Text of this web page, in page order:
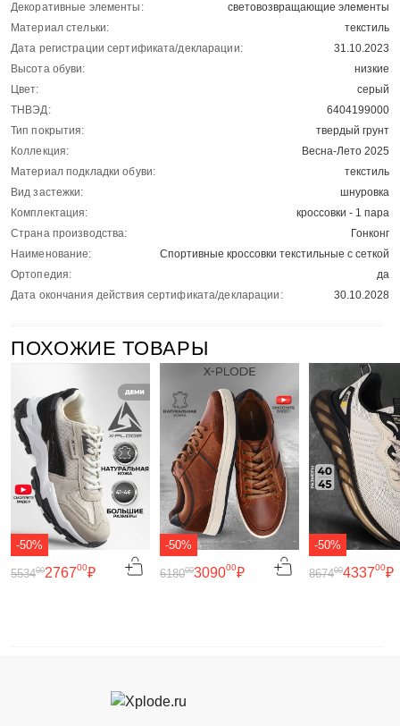
Декоративные элементы:
световозвращающие элементы
Материал стельки:
текстиль
Дата регистрации сертификата/декларации:
31.10.2023
Высота обуви:
низкие
Цвет:
серый
ТНВЭД:
6404199000
Тип покрытия:
твердый грунт
Коллекция:
Весна-Лето 2025
Материал подкладки обуви:
текстиль
Вид застежки:
шнуровка
Комплектация:
кроссовки - 1 пара
Страна производства:
Гонконг
Наименование:
Спортивные кроссовки текстильные с сеткой
Ортопедия:
да
Дата окончания действия сертификата/декларации:
30.10.2028
ПОХОЖИЕ ТОВАРЫ
-50%
276700₽
553400
-50%
309000₽
618000
-50%
433700₽
867400